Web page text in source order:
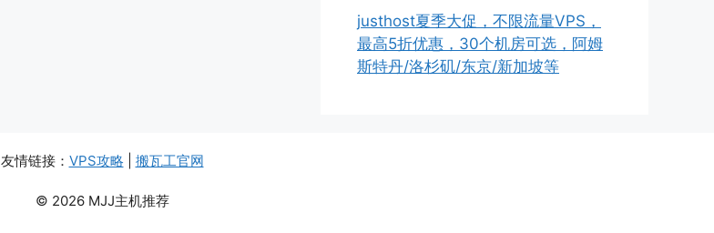
justhost夏季大促，不限流量VPS，
最高5折优惠，30个机房可选，阿姆
斯特丹/洛杉矶/东京/新加坡等
友情链接： VPS攻略 搬瓦工官网
© 2026 MJJ主机推荐